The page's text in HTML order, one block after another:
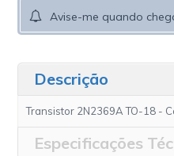
Avise-me quando
Descrição
Transistor 2N2369A TO-18 -
Especificações